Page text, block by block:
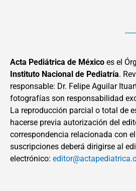
Acta Pediátrica de México es el
Instituto Nacional de Pediatría.
responsable: Dr. Felipe Aguilar
fotografías son responsabilidad
La reproducción parcial o total de
hacerse previa autorización del
correspondencia relacionada con
suscripciones deberá dirigirse al
electrónico: